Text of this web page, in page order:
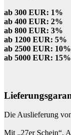
ab 300 EUR: 1%
ab 400 EUR: 2%
ab 800 EUR: 3%
ab 1200 EUR: 5%
ab 2500 EUR: 10%
ab 5000 EUR: 15%
Die Auslieferung
Mit „27er Schein“,